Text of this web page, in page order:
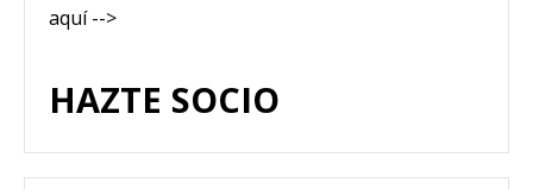
aquí -->
HAZTE SOCIO